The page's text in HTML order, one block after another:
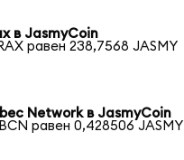
в JasmyCoin
равен 238,7568 JASMY
Network в JasmyCoin
равен 0,428506 JASMY